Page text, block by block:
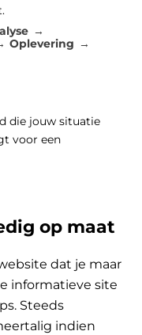
Oplevering
die jouw situatie
voor een
op maat
dat je maar
informatieve site
Steeds
indien